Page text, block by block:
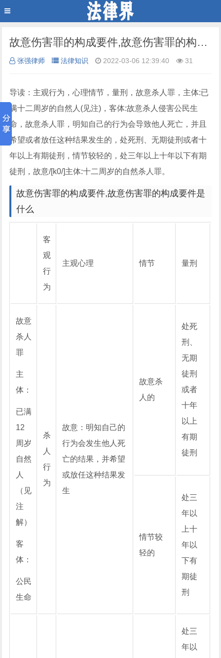
故意伤害罪的构成要件,故意伤害罪的构成要件是什么
张强律师 法律知识 2022-03-06 12:39:40 31
导读：主观行为，心理情节，量刑，故意杀人罪，主体:已
满十二周岁的自然人(见注)，客体:故意杀人侵害公民生
命，故意杀人罪，明知自己的行为会导致他人死亡，并且
希望或者放任这种结果发生的，处死刑、无期徒刑或者十
年以上有期徒刑，情节较轻的，处三年以上十年以下有期
徒刑，故意/[k0/]主体:十二周岁的自然杀人罪。
故意伤害罪的构成要件,故意伤害罪的构成要件是
什么
客
观
行
为
主观心理 情节 量刑
故意
杀人
罪
主
体：
已满
12
周岁
自然
人
（见
注
解）
客
体：
公民
生命
杀
人
行
为
故意：明知自己的
行为会发生他人死
亡的结果，并希望
或放任这种结果发
生
故意杀
人的
处死
刑、
无期
徒刑
或者
十年
以上
有期
徒刑
情节较
轻的
处三
年以
上十
年以
下有
期徒
刑
处三
年以